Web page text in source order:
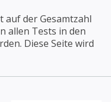
der Gesamtzahl
allen Tests in den
Diese Seite wird